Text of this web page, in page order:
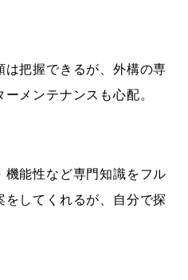
把握できるが、外構の専
メンテナンスも心配。
能性など専門知識をフル
してくれるが、自分で探